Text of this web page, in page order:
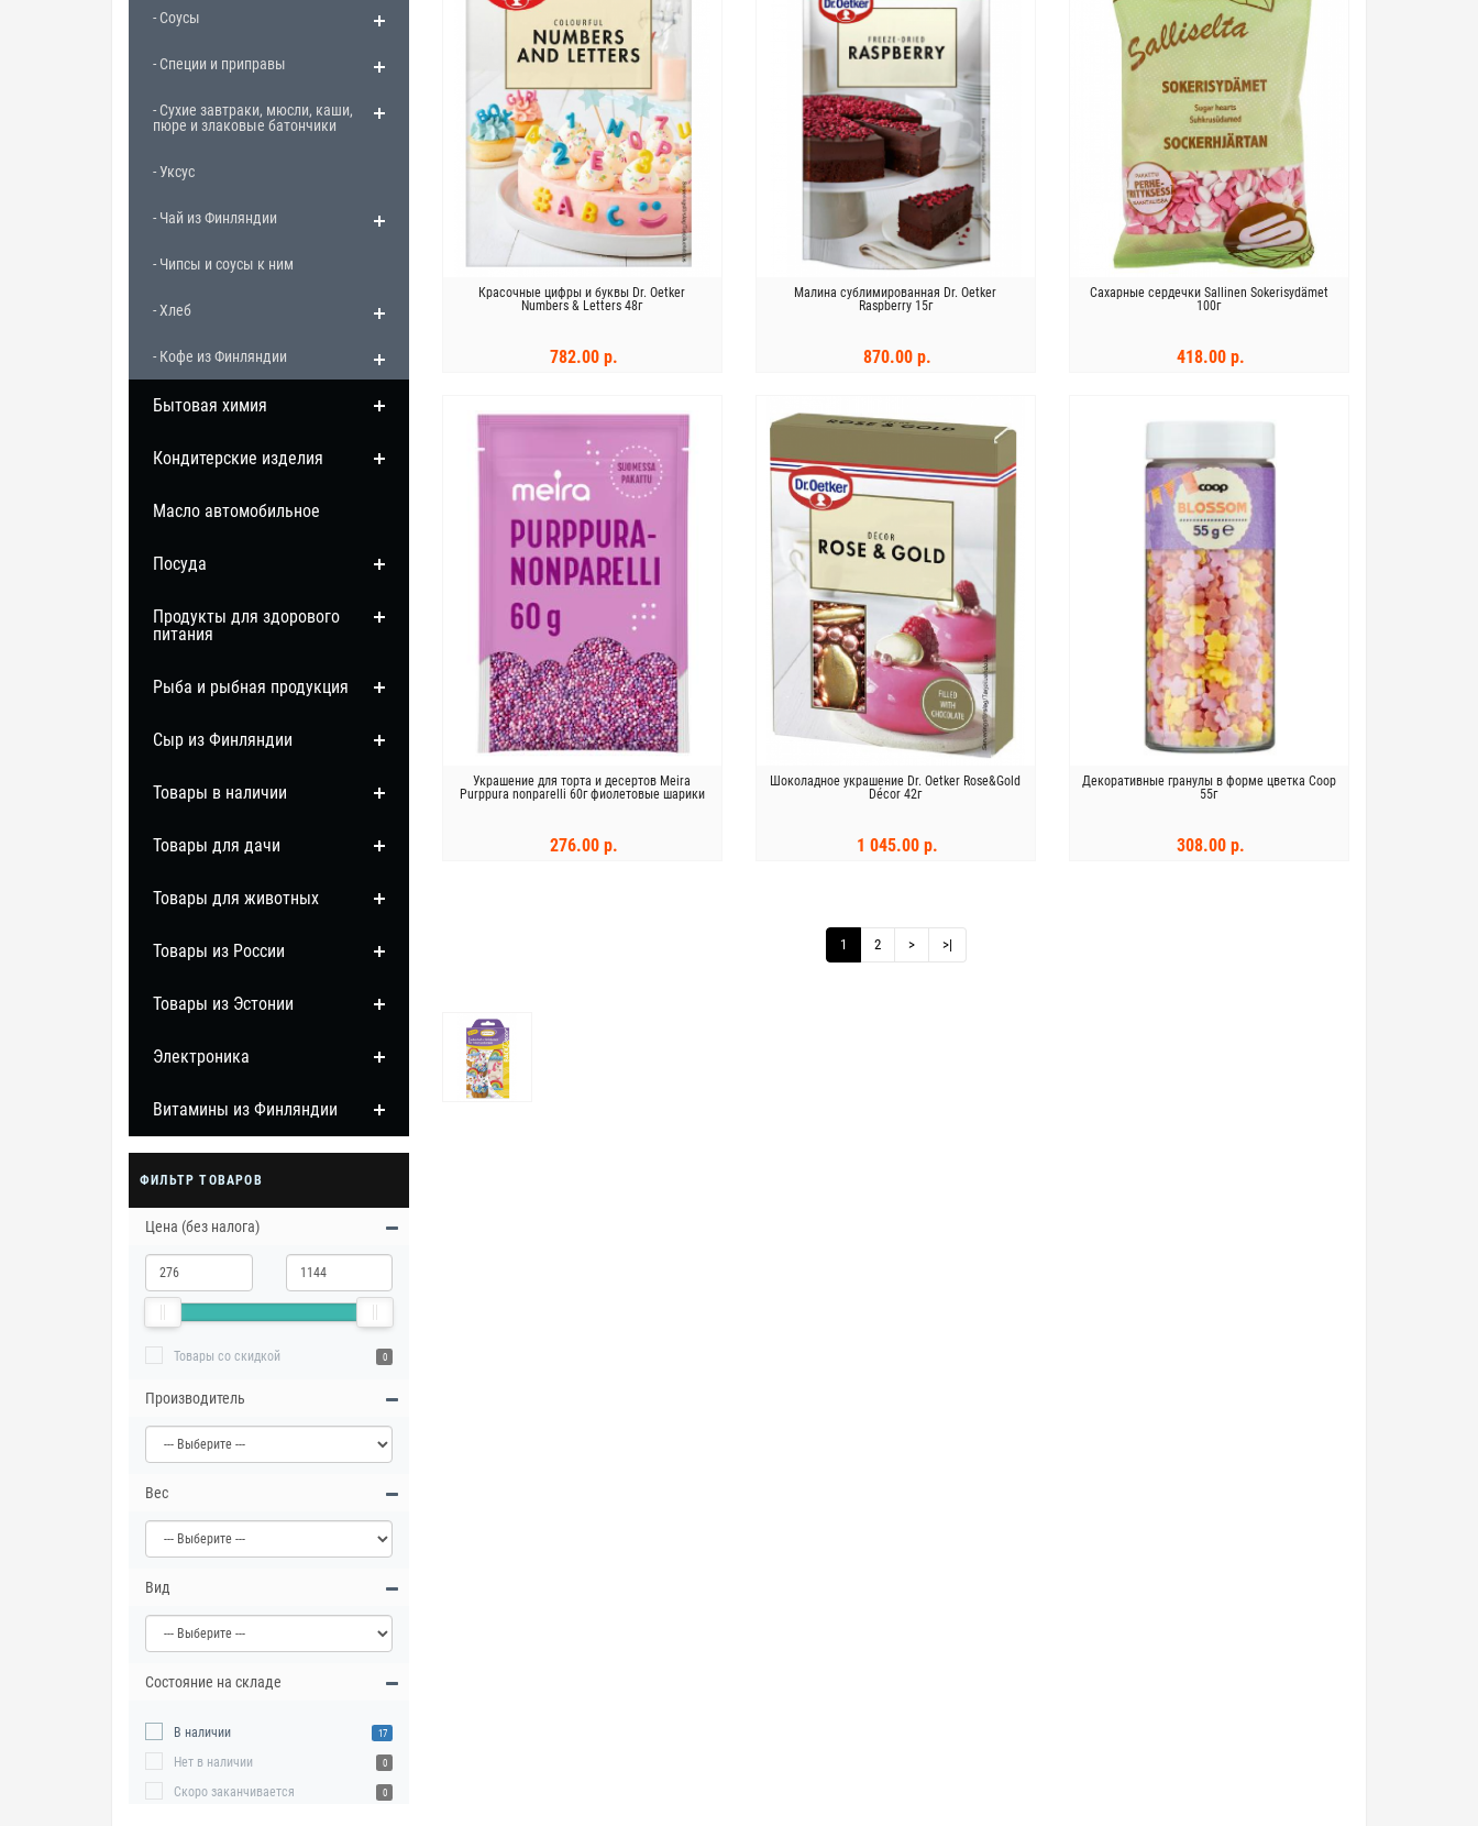
- Соусы
- Специи и приправы
- Сухие завтраки, мюсли, каши,
пюре и злаковые батончики
- Уксус
- Чай из Финляндии
- Чипсы и соусы к ним
- Хлеб
- Кофе из Финляндии
Бытовая химия
Кондитерские изделия
Масло автомобильное
Посуда
Продукты для здорового
питания
Рыба и рыбная продукция
Сыр из Финляндии
Товары в наличии
Товары для дачи
Товары для животных
Товары из России
Товары из Эстонии
Электроника
Витамины из Финляндии
ФИЛЬТР ТОВАРОВ
Цена (без налога)
Товары со скидкой 0
Производитель
Вес
Вид
Состояние на складе
В наличии 17
Нет в наличии 0
Скоро заканчивается 0
Красочные цифры и буквы Dr. Oetker
Numbers & Letters 48г
782.00 р.
Малина сублимированная Dr. Oetker
Raspberry 15г
870.00 р.
Сахарные сердечки Sallinen Sokerisydämet
100г
418.00 р.
Украшение для торта и десертов Meira
Purppura nonparelli 60г фиолетовые шарики
276.00 р.
Шоколадное украшение Dr. Oetker Rose&Gold
Décor 42г
1 045.00 р.
Декоративные гранулы в форме цветка Coop
55г
308.00 р.
1 2 > >|